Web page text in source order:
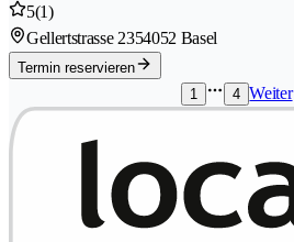
5(1)
Gellertstrasse 2354052 Basel
Termin reservieren
1
4 Weiter